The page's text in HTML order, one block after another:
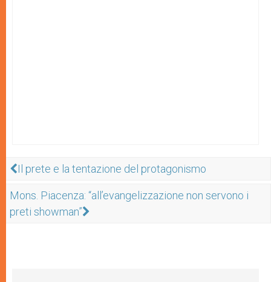
Il prete e la tentazione del protagonismo
Mons. Piacenza: “all’evangelizzazione non servono i
preti showman”